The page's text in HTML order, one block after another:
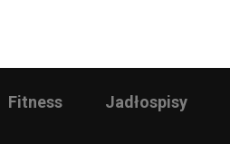
Fitness Jadłospisy